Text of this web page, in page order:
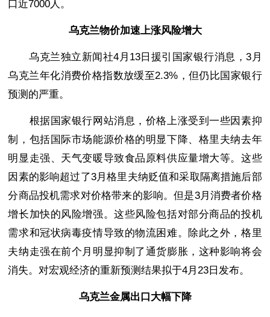
口近7000人。
乌克兰物价加速上涨风险增大
乌克兰独立新闻社4月13日援引国家银行消息，3月
乌克兰年化消费价格指数放缓至2.3%，但仍比国家银行
预测的严重。
根据国家银行网站消息，价格上涨受到一些因素抑
制，包括国际市场能源价格的明显下降、格里夫纳去年
明显走强、天气变暖导致食品原料供应量增大等。这些
因素的影响超过了3月格里夫纳贬值和采取隔离措施后部
分商品投机需求对价格带来的影响。但是3月消费者价格
增长加快的风险增强。这些风险包括对部分商品的投机
需求和冠状病毒疫情导致的物流困难。除此之外，格里
夫纳走强在前个月明显抑制了通货膨胀，这种影响将会
消失。对宏观经济的重新预测结果拟于4月23日发布。
乌克兰金属出口大幅下降